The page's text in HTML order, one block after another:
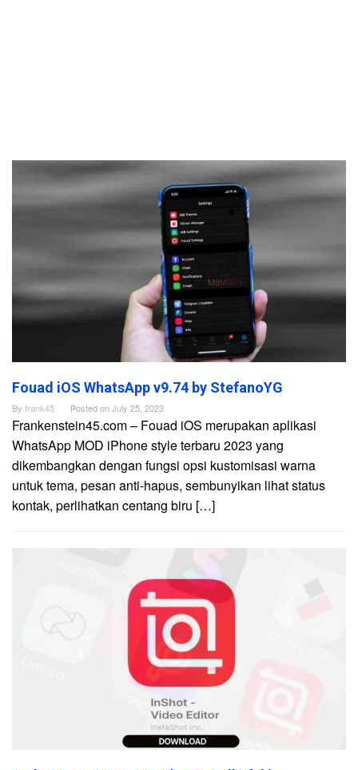
Frankenstein45.Com
Fouad iOS WhatsApp v9.74 by StefanoYG
By frank45 Posted onJuly 25, 2023
Frankenstein45.com – Fouad iOS merupakan aplikasi
WhatsApp MOD iPhone style terbaru 2023 yang
dikembangkan dengan fungsi opsi kustomisasi warna
untuk tema, pesan anti-hapus, sembunyikan lihat status
kontak, perlihatkan centang biru […]